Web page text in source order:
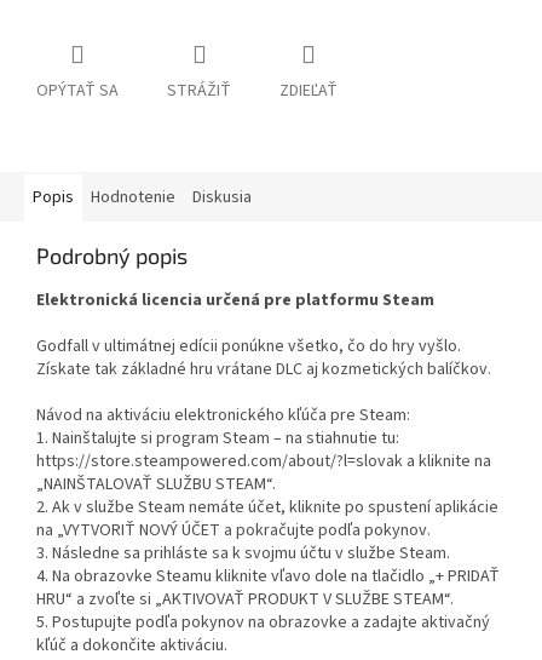
OPÝTAŤ SA STRÁŽIŤ ZDIEĽAŤ
Popis Hodnotenie Diskusia
Podrobný popis
Elektronická licencia určená pre platformu Steam
Godfall v ultimátnej edícii ponúkne všetko, čo do hry vyšlo.
Získate tak základné hru vrátane DLC aj kozmetických balíčkov.
Návod na aktiváciu elektronického kľúča pre Steam:
1. Nainštalujte si program Steam – na stiahnutie tu:
https://store.steampowered.com/about/?l=slovak a kliknite na
„NAINŠTALOVAŤ SLUŽBU STEAM“.
2. Ak v službe Steam nemáte účet, kliknite po spustení aplikácie
na „VYTVORIŤ NOVÝ ÚČET a pokračujte podľa pokynov.
3. Následne sa prihláste sa k svojmu účtu v službe Steam.
4. Na obrazovke Steamu kliknite vľavo dole na tlačidlo „+ PRIDAŤ
HRU“ a zvoľte si „AKTIVOVAŤ PRODUKT V SLUŽBE STEAM“.
5. Postupujte podľa pokynov na obrazovke a zadajte aktivačný
kľúč a dokončite aktiváciu.